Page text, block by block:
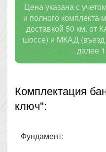
Цена указана с
и полного комплекта
доставкой 50 км. от
шоссе) и МКАД (въезд
далее
Комплектация
ключ":
Фундамент: